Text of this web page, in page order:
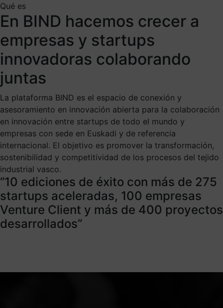
El programa de innovación
abierta de industria
inteligente para startups y
empresas Venture Client de
Euskadi
En la plataforma BIND conectamos a startups disruptivas
y empresas referentes en la industria para desarrollar
proyectos de innovación abierta. Con BIND, las startups
consiguen clientes de referencia con los que validar sus
soluciones en el ecosistema de industria vasca y las
empresas aceleran su innovación, transformación digital y
eficiencia
Inscríbete
Convocatoria abierta hasta el 4 de septiembre a mediodía
Qué es
En BIND hacemos crecer a
empresas y startups
innovadoras colaborando
juntas
La plataforma BIND es el espacio de conexión y
asesoramiento en innovación abierta para la colaboración
en innovación entre startups de todo el mundo y
empresas con sede en Euskadi y de referencia
internacional. El objetivo es promover la transformación,
sostenibilidad y competitividad de los procesos del tejido
industrial vasco.
“10 ediciones de éxito con más de 275
startups aceleradas, 100 empresas
Venture Client y más de 400 proyectos
desarrollados”